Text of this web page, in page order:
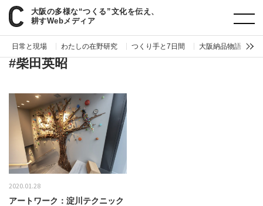
大阪の多様な“つくる”文化を伝え、
耕すWebメディア
日常と現場 わたしの在野研究 つくり手と7日間 大阪納品物語
paperC タグ 柴田英昭
#柴田英昭
2020.01.28
アートワーク：淀川テクニック